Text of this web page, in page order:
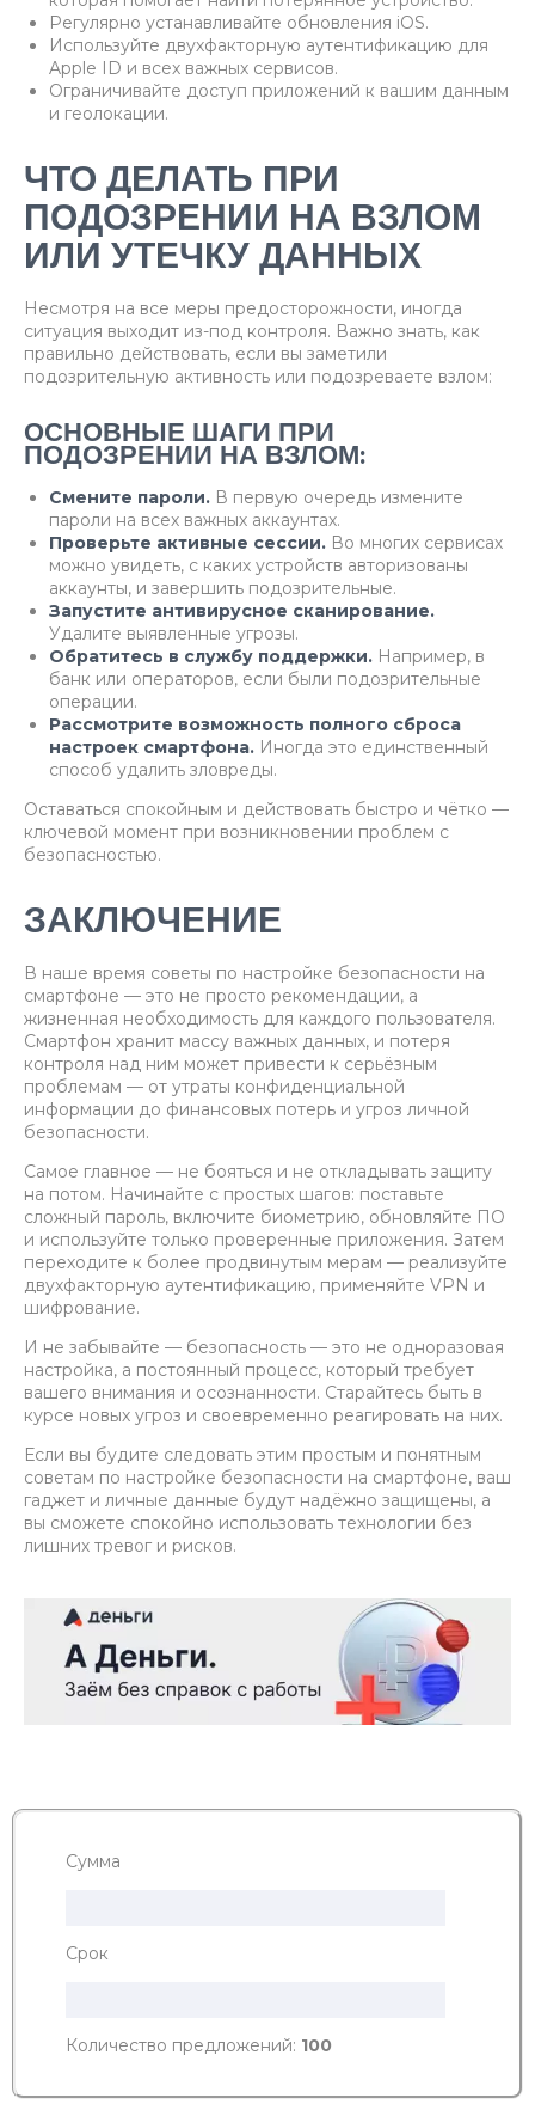
Регулярно устанавливайте обновления iOS.
Используйте двухфакторную аутентификацию для
Apple ID и всех важных сервисов.
Ограничивайте доступ приложений к вашим данным
и геолокации.
ЧТО ДЕЛАТЬ ПРИ
ПОДОЗРЕНИИ НА ВЗЛОМ
ИЛИ УТЕЧКУ ДАННЫХ
Несмотря на все меры предосторожности, иногда
ситуация выходит из-под контроля. Важно знать, как
правильно действовать, если вы заметили
подозрительную активность или подозреваете взлом:
ОСНОВНЫЕ ШАГИ ПРИ
ПОДОЗРЕНИИ НА ВЗЛОМ:
Смените пароли. В первую очередь измените
пароли на всех важных аккаунтах.
Проверьте активные сессии. Во многих сервисах
можно увидеть, с каких устройств авторизованы
аккаунты, и завершить подозрительные.
Запустите антивирусное сканирование.
Удалите выявленные угрозы.
Обратитесь в службу поддержки. Например, в
банк или операторов, если были подозрительные
операции.
Рассмотрите возможность полного сброса
настроек смартфона. Иногда это единственный
способ удалить зловреды.
Оставаться спокойным и действовать быстро и чётко —
ключевой момент при возникновении проблем с
безопасностью.
ЗАКЛЮЧЕНИЕ
В наше время советы по настройке безопасности на
смартфоне — это не просто рекомендации, а
жизненная необходимость для каждого пользователя.
Смартфон хранит массу важных данных, и потеря
контроля над ним может привести к серьёзным
проблемам — от утраты конфиденциальной
информации до финансовых потерь и угроз личной
безопасности.
Самое главное — не бояться и не откладывать защиту
на потом. Начинайте с простых шагов: поставьте
сложный пароль, включите биометрию, обновляйте ПО
и используйте только проверенные приложения. Затем
переходите к более продвинутым мерам — реализуйте
двухфакторную аутентификацию, применяйте VPN и
шифрование.
И не забывайте — безопасность — это не одноразовая
настройка, а постоянный процесс, который требует
вашего внимания и осознанности. Старайтесь быть в
курсе новых угроз и своевременно реагировать на них.
Если вы будите следовать этим простым и понятным
советам по настройке безопасности на смартфоне, ваш
гаджет и личные данные будут надёжно защищены, а
вы сможете спокойно использовать технологии без
лишних тревог и рисков.
Сумма
Срок
Количество предложений: 100